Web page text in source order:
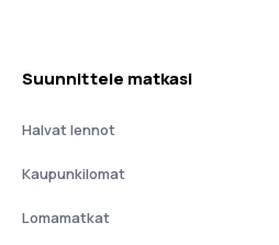
Suunnittele matkasi
Halvat lennot
Kaupunkilomat
Lomamatkat